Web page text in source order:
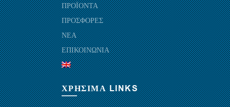
ΠΡΟΪΟΝΤΑ
ΠΡΟΣΦΟΡΕΣ
ΝΕΑ
ΕΠΙΚΟΙΝΩΝΙΑ
ΧΡΗΣΙΜΑ LINKS